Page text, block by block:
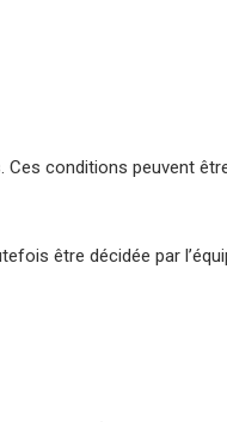
Ces conditions peuvent
être décidée par